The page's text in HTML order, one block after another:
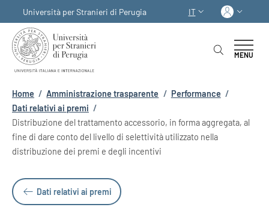
Università per Stranieri di Perugia
SELETTORE LINGUA:
IT
MENU
Briciole di pane
Home / Amministrazione trasparente / Performance /
Dati relativi ai premi /
Distribuzione del trattamento accessorio, in forma aggregata, al
fine di dare conto del livello di selettività utilizzato nella
distribuzione dei premi e degli incentivi
Dati relativi ai premi